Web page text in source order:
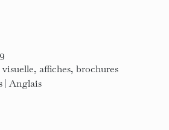
affiches, brochures
| Anglais